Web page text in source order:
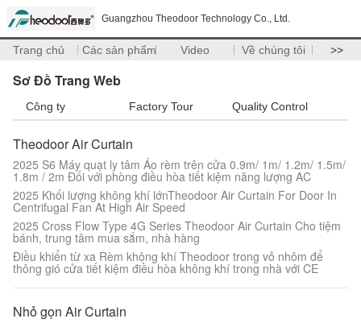
Guangzhou Theodoor Technology Co., Ltd.
Trang chủ Các sản phẩm Video Về chúng tôi >>
Sơ Đồ Trang Web
Công ty Factory Tour Quality Control
Theodoor Air Curtain
2025 S6 Máy quạt ly tâm Áo rèm trên cửa 0.9m/ 1m/ 1.2m/ 1.5m/
1.8m / 2m Đối với phòng điều hòa tiết kiệm năng lượng AC
2025 Khối lượng không khí lớnTheodoor Air Curtain For Door In
Centrifugal Fan At High Air Speed
2025 Cross Flow Type 4G Series Theodoor Air Curtain Cho tiệm
bánh, trung tâm mua sắm, nhà hàng
Điều khiển từ xa Rèm không khí Theodoor trong vỏ nhôm để
thông gió cửa tiết kiệm điều hòa không khí trong nhà với CE
Nhỏ gọn Air Curtain